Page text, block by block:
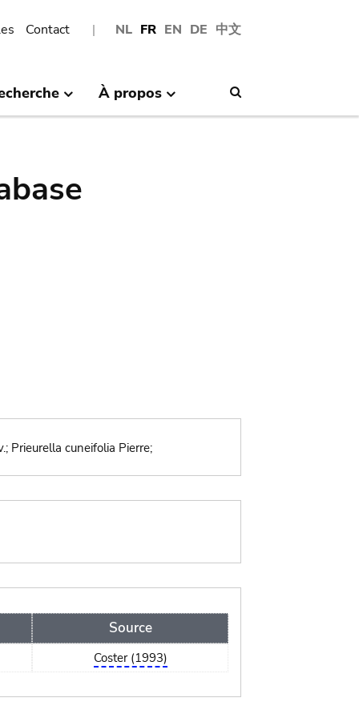
NL FR EN DE 中文
Contact
À propos
Prieurella cuneifolia Pierre;
Source
Coster (1993)